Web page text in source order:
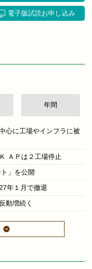
電子版試読お申し込み
年間
心に工場やインフラに被
ＡＰは２工場停止
」を公開
年１月で撤退
動増続く